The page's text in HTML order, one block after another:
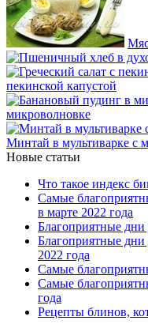
пекинской капустой
микроволновке
Минтай в мультиварке с
Новые статьи
Что такое индекс
Самые
в марте 2022 года
Благоприятные дни
Благоприятные
2022 года
Самые
Самые
года
Рецепты блинов,